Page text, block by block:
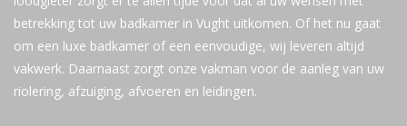
betrekking tot uw badkamer in Vught uitkomen. Of het nu gaat
om een luxe badkamer of een eenvoudige, wij leveren altijd
vakwerk. Daarnaast zorgt onze vakman voor de aanleg van uw
riolering, afzuiging, afvoeren en leidingen.